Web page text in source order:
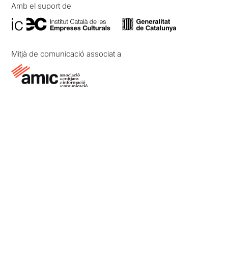
Amb el suport de
Mitjà de comunicació associat a